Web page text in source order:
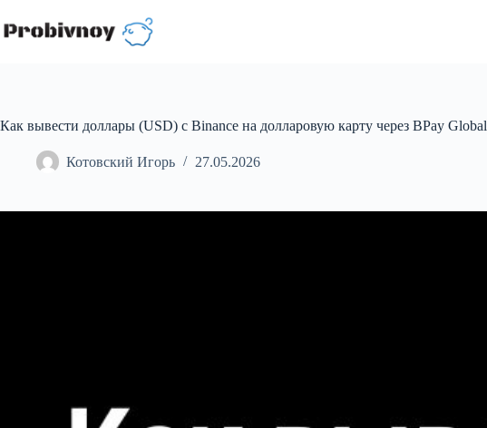
к
сути
Как вывести доллары (USD) с Binance на долларовую карту через BPay Global
Котовский Игорь 27.05.2026